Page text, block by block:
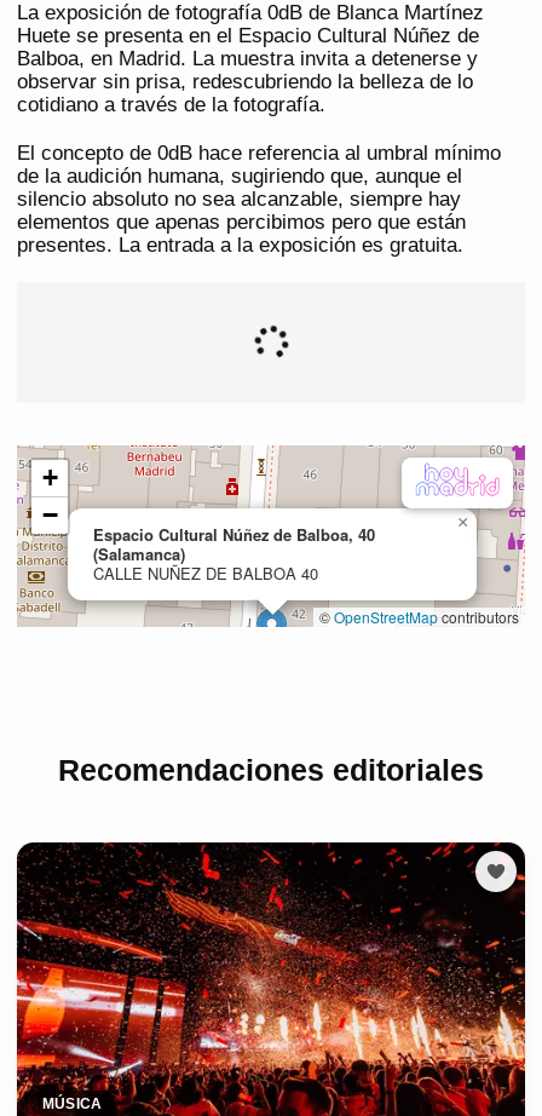
La exposición de fotografía 0dB de Blanca Martínez
Huete se presenta en el Espacio Cultural Núñez de
Balboa, en Madrid. La muestra invita a detenerse y
observar sin prisa, redescubriendo la belleza de lo
cotidiano a través de la fotografía.
El concepto de 0dB hace referencia al umbral mínimo
de la audición humana, sugiriendo que, aunque el
silencio absoluto no sea alcanzable, siempre hay
elementos que apenas percibimos pero que están
presentes. La entrada a la exposición es gratuita.
Recomendaciones editoriales
MÚSICA